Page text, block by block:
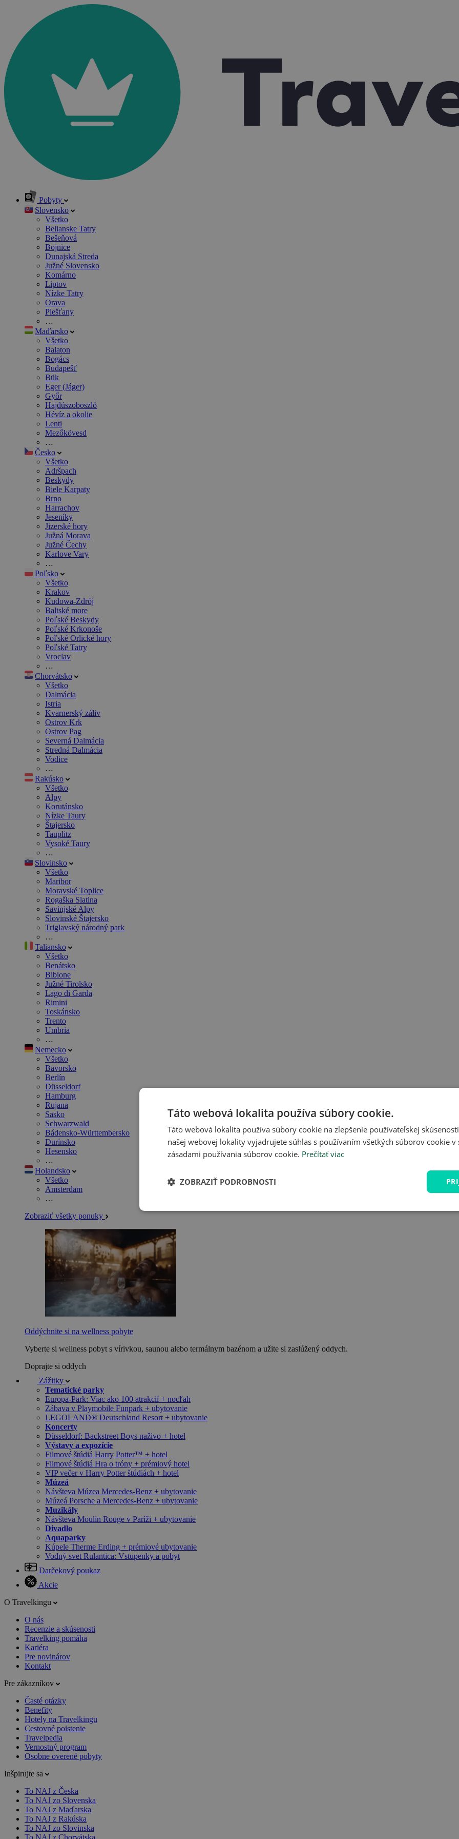
Pobyty
Slovensko
Všetko
Belianske Tatry
Bešeňová
Bojnice
Dunajská Streda
Južné Slovensko
Komárno
Liptov
Nízke Tatry
Orava
Piešťany
…
Maďarsko
Všetko
Balaton
Bogács
Budapešť
Bük
Eger (Jáger)
Győr
Hajdúszoboszló
Hévíz a okolie
Lenti
Mezőkövesd
…
Česko
Všetko
Adršpach
Beskydy
Biele Karpaty
Brno
Harrachov
Jeseníky
Jizerské hory
Južná Morava
Južné Čechy
Karlove Vary
…
Poľsko
Všetko
Krakov
Kudowa-Zdrój
Baltské more
Poľské Beskydy
Poľské Krkonoše
Poľské Orlické hory
Poľské Tatry
Vroclav
…
Chorvátsko
Všetko
Dalmácia
Istria
Kvarnerský záliv
Ostrov Krk
Ostrov Pag
Severná Dalmácia
Stredná Dalmácia
Vodice
…
Rakúsko
Všetko
Alpy
Korutánsko
Nízke Taury
Štajersko
Tauplitz
Vysoké Taury
…
Slovinsko
Všetko
Maribor
Moravské Toplice
Rogaška Slatina
Savinjské Alpy
Slovinské Štajersko
Triglavský národný park
…
Taliansko
Všetko
Benátsko
Bibione
Južné Tirolsko
Lago di Garda
Rimini
Toskánsko
Trento
Umbria
…
Nemecko
Všetko
Bavorsko
Berlín
Düsseldorf
Hamburg
Rujana
Sasko
Schwarzwald
Bádensko-Württembersko
Durínsko
Hesensko
…
Holandsko
Všetko
Amsterdam
…
Zobraziť všetky ponuky
Oddýchnite si na wellness pobyte
Vyberte si wellness pobyt s vírivkou, saunou alebo termálnym bazénom a užite si zaslúžený oddych.
Doprajte si oddych
Zážitky
Tematické parky
Europa-Park: Viac ako 100 atrakcií + nocľah
Zábava v Playmobile Funpark + ubytovanie
LEGOLAND® Deutschland Resort + ubytovanie
Koncerty
Düsseldorf: Backstreet Boys naživo + hotel
Výstavy a expozície
Filmové štúdiá Harry Potter™ + hotel
Filmové štúdiá Hra o tróny + prémiový hotel
VIP večer v Harry Potter štúdiách + hotel
Múzeá
Návšteva Múzea Mercedes-Benz + ubytovanie
Múzeá Porsche a Mercedes-Benz + ubytovanie
Muzikály
Návšteva Moulin Rouge v Paríži + ubytovanie
Divadlo
Aquaparky
Kúpele Therme Erding + prémiové ubytovanie
Vodný svet Rulantica: Vstupenky a pobyt
Darčekový poukaz
Akcie
O Travelkingu
O nás
Recenzie a skúsenosti
Travelking pomáha
Kariéra
Pre novinárov
Kontakt
Pre zákazníkov
Časté otázky
Benefity
Hotely na Travelkingu
Cestovné poistenie
Travelpedia
Vernostný program
Osobne overené pobyty
Inšpirujte sa
To NAJ z Česka
To NAJ zo Slovenska
To NAJ z Maďarska
To NAJ z Rakúska
To NAJ zo Slovinska
To NAJ z Chorvátska
Táto webová lokalita používa súbory cookie.
Táto webová lokalita používa súbory cookie na zlepšenie používateľskej
našej webovej lokality vyjadrujete súhlas s používaním všetkých súborov cookie v
zásadami používania súborov cookie. Prečítať viac
ZOBRAZIŤ PODROBNOSTI